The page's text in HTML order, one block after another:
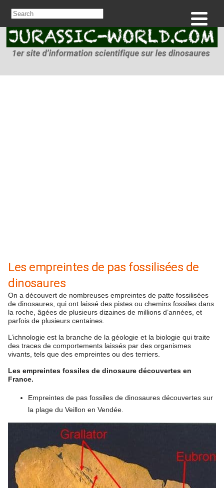
Les empreintes de pas fossilisées de
dinosaures
On a découvert de nombreuses empreintes de patte fossilisées
de dinosaures, qui ont laissé des pistes ou chemins fossiles dans
la roche, âgées de plusieurs dizaines de millions d’années, et
parfois de plusieurs centaines.
L’ichnologie est la branche de la géologie et la biologie qui traite
des traces de comportements laissés par des organismes
vivants, tels que des empreintes ou des terriers.
Les empreintes fossiles de dinosaure découvertes en
France.
Empreintes de pas fossiles de dinosaures découvertes sur
la plage du Veillon en Vendée.